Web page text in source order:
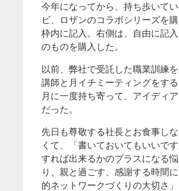
今年になってから、持ち歩いて
ビ、ロザンのコラボシリーズを
枠内に記入。右側は、自由に記
のものを購入した。
以前、弊社で受託した職業訓練
講師と月イチミーティングをす
月に一度持ち寄って、アイディ
だった。
先日も尊敬する社長とお食事し
くて、「書いておいてもいいで
すれば出来るかのプラスになる
り、親と過ごす、感謝する時間
的ネットワークづくりの大切さ